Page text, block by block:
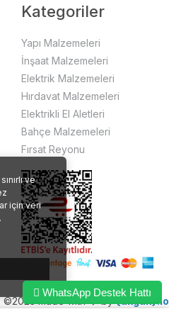
ve
için veri
Kategoriler
Yapı Malzemeleri
İnşaat Malzemeleri
Elektrik Malzemeleri
Hırdavat Malzemeleri
Elektrikli El Aletleri
Bahçe Malzemeleri
Fırsat Reyonu
©2023 made with ❤️ by {akgun}.io
WhatsApp Destek Hattı